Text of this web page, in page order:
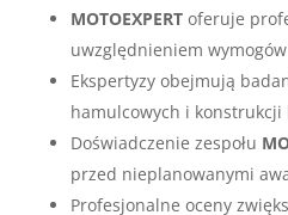
MOTOEXPERToferuje
uwzględnieniem
Ekspertyzy obejmują
hamulcowych i konstrukcji
Doświadczenie zespołu
przed nieplanowanymi
Profesjonalne oceny